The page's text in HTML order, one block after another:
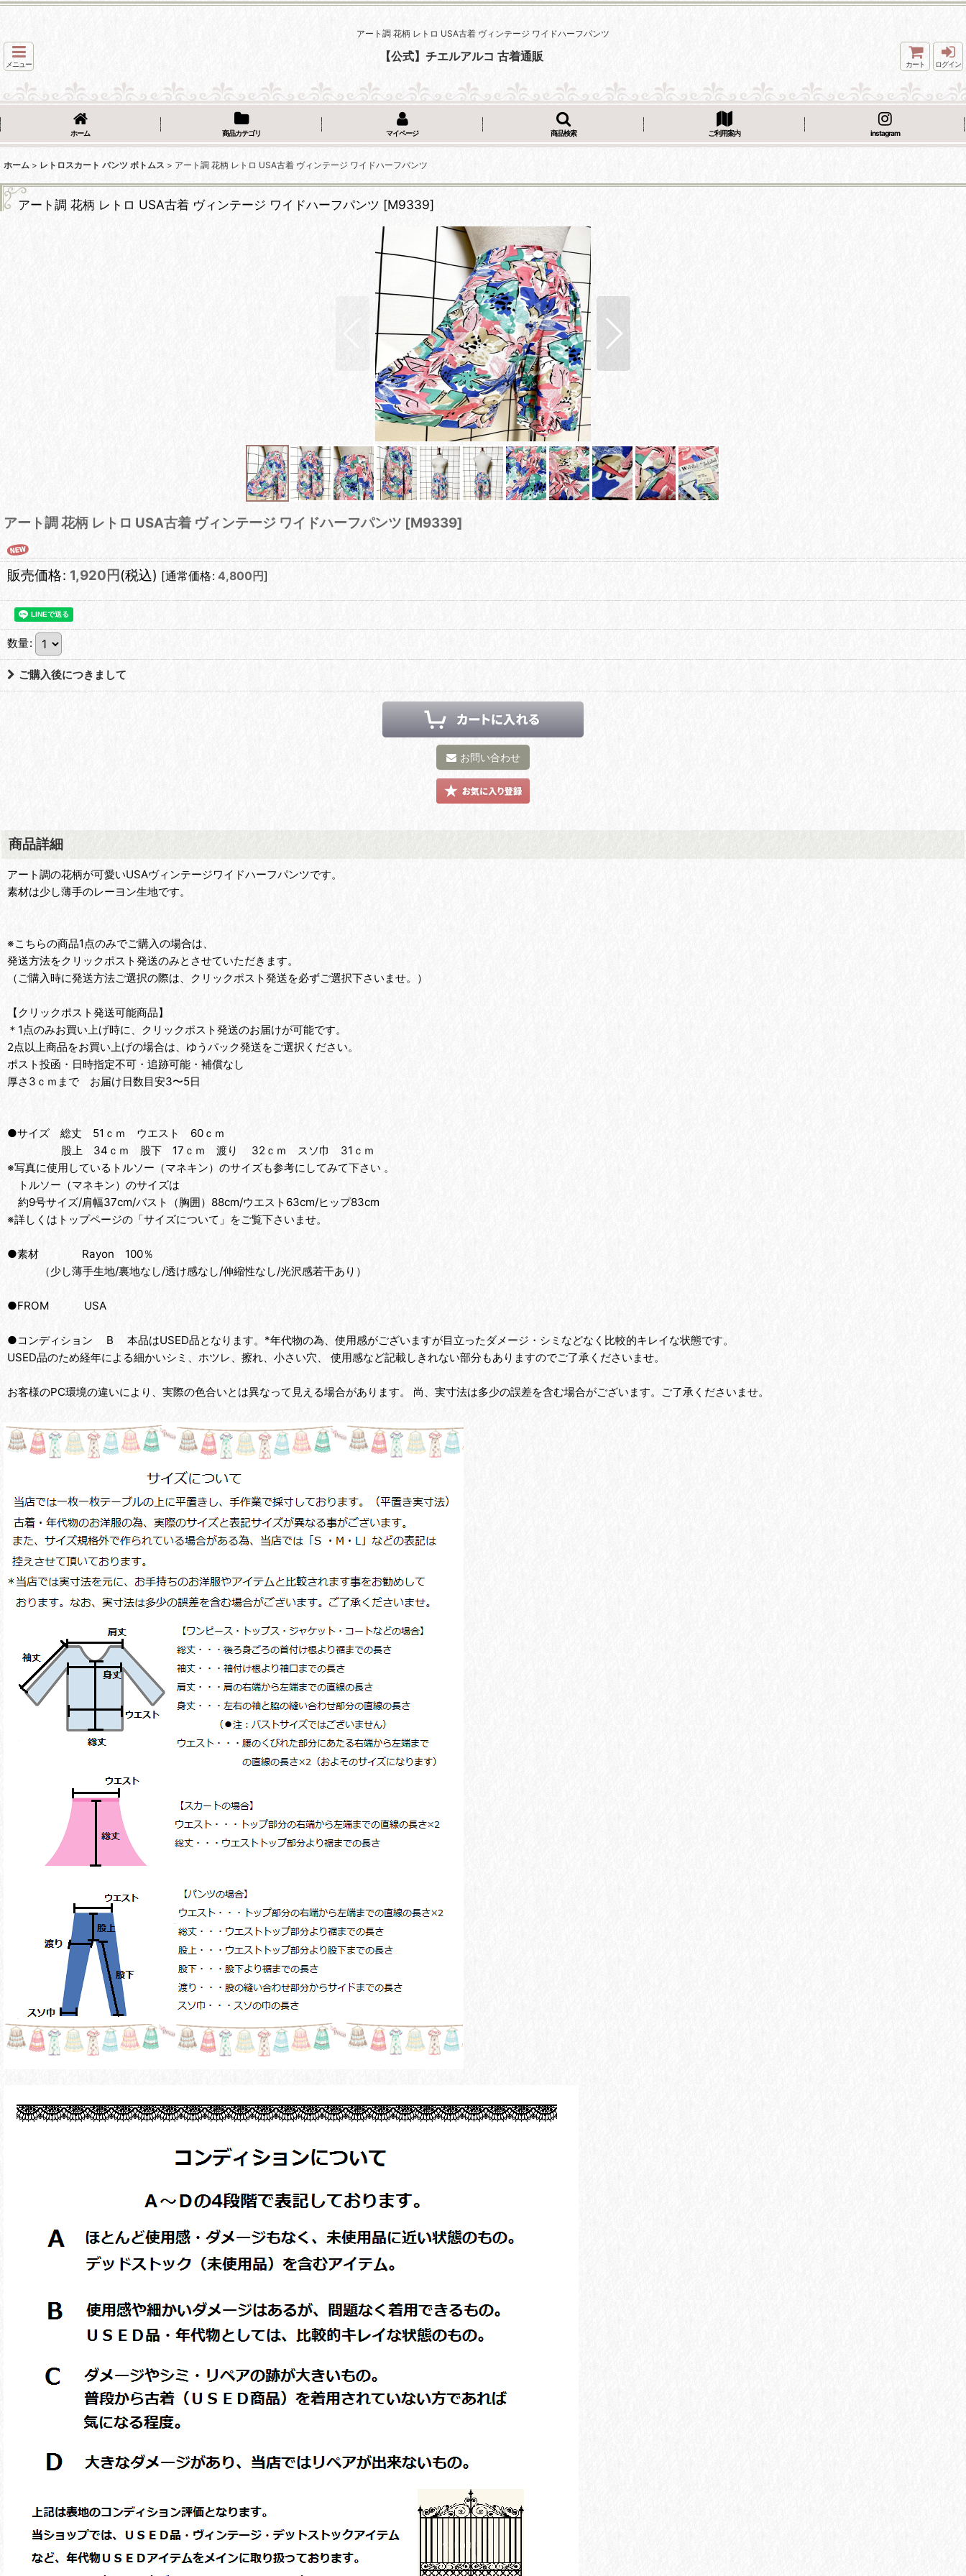
アート調 花柄 レトロ USA古着 ヴィンテージ ワイドハーフパンツ
メニュー
【公式】チエルアルコ 古着通販
カート ログイン
ホーム 商品カテゴリ マイページ 商品検索 ご利用案内 instagram
ホーム > レトロスカート パンツ ボトムス > アート調 花柄 レトロ USA古着 ヴィンテージ ワイドハーフパンツ
アート調 花柄 レトロ USA古着 ヴィンテージ ワイドハーフパンツ [M9339]
アート調 花柄 レトロ USA古着 ヴィンテージ ワイドハーフパンツ [M9339]
販売価格: 1,920 円 (税込) [通常価格: 4,800 円]
数量:
ご購入後につきまして
お問い合わせ
商品詳細
アート調の花柄が可愛いUSAヴィンテージワイドハーフパンツです。
素材は少し薄手のレーヨン生地です。
※こちらの商品1点のみでご購入の場合は、
発送方法をクリックポスト発送のみとさせていただきます。
（ご購入時に発送方法ご選択の際は、クリックポスト発送を必ずご選択下さいませ。）
【クリックポスト発送可能商品】
＊1点のみお買い上げ時に、クリックポスト発送のお届けが可能です。
2点以上商品をお買い上げの場合は、ゆうパック発送をご選択ください。
ポスト投函・日時指定不可・追跡可能・補償なし
厚さ3ｃｍまで お届け日数目安3〜5日
●サイズ 総丈 51ｃｍ ウエスト 60ｃｍ
股上 34ｃｍ 股下 17ｃｍ 渡り 32ｃｍ スソ巾 31ｃｍ
※写真に使用しているトルソー（マネキン）のサイズも参考にしてみて下さい 。
トルソー（マネキン）のサイズは
約9号サイズ/肩幅37cm/バスト（胸囲）88cm/ウエスト63cm/ヒップ83cm
※詳しくはトップページの「サイズについて」をご覧下さいませ。
●素材 Rayon 100％
（少し薄手生地/裏地なし/透け感なし/伸縮性なし/光沢感若干あり）
●FROM USA
●コンディション B 本品はUSED品となります。*年代物の為、使用感がございますが目立ったダメージ・シミなどなく比較的キレイな状態です。
USED品のため経年による細かいシミ、ホツレ、擦れ、小さい穴、 使用感など記載しきれない部分もありますのでご了承くださいませ。
お客様のPC環境の違いにより、実際の色合いとは異なって見える場合があります。 尚、実寸法は多少の誤差を含む場合がございます。ご了承くださいませ。